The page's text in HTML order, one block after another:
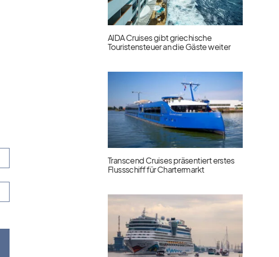
AIDA Cruises gibt griechische
Touristensteuer an die Gäste weiter
Transcend Cruises präsentiert erstes
Flussschiff für Chartermarkt